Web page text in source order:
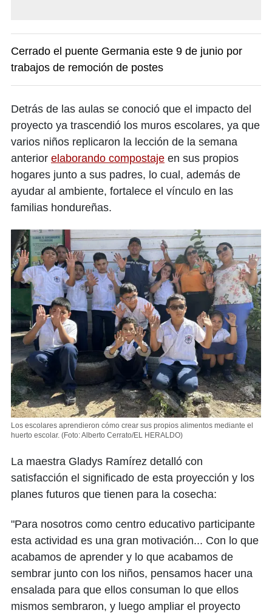
Cerrado el puente Germania este 9 de junio por
trabajos de remoción de postes
Detrás de las aulas se conoció que el impacto del
proyecto ya trascendió los muros escolares, ya que
varios niños replicaron la lección de la semana
anterior elaborando compostaje en sus propios
hogares junto a sus padres, lo cual, además de
ayudar al ambiente, fortalece el vínculo en las
familias hondureñas.
Los escolares aprendieron cómo crear sus propios alimentos mediante el
huerto escolar. (Foto: Alberto Cerrato/EL HERALDO)
La maestra Gladys Ramírez detalló con
satisfacción el significado de esta proyección y los
planes futuros que tienen para la cosecha:
"Para nosotros como centro educativo participante
esta actividad es una gran motivación... Con lo que
acabamos de aprender y lo que acabamos de
sembrar junto con los niños, pensamos hacer una
ensalada para que ellos consuman lo que ellos
mismos sembraron, y luego ampliar el proyecto